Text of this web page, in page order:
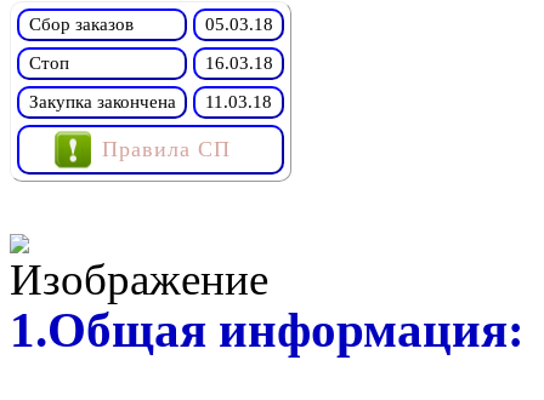
Сбор заказов
05.03.18
Стоп
16.03.18
Закупка закончена
11.03.18
Правила СП
1.Общая информация: